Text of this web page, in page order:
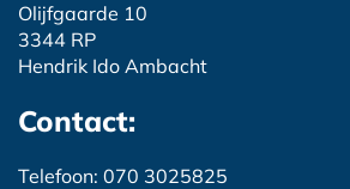
Olijfgaarde 10
3344 RP
Hendrik Ido Ambacht
Contact:
Telefoon: 070 3025825